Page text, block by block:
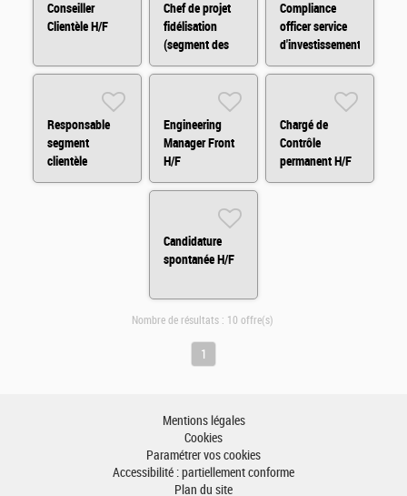
Conseiller
Clientèle H/F
Chef de projet
fidélisation
(segment des
indépendants)
Compliance
officer service
d'investissement
H/F
Responsable
segment
clientèle
patrimoniale H/F
Engineering
Manager Front
H/F
Chargé de
Contrôle
permanent H/F
H/F
Candidature
spontanée H/F
Nombre de résultats : 10 offre(s)
1
Mentions légales
Cookies
Paramétrer vos cookies
Accessibilité : partiellement conforme
Plan du site